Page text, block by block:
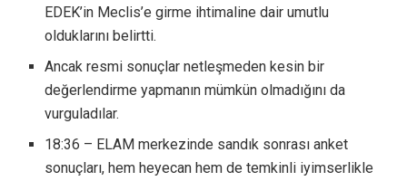
EDEK’in Meclis’e girme ihtimaline dair umutlu
olduklarını belirtti.
Ancak resmi sonuçlar netleşmeden kesin bir
değerlendirme yapmanın mümkün olmadığını da
vurguladılar.
18:36 – ELAM merkezinde sandık sonrası anket
sonuçları, hem heyecan hem de temkinli iyimserlikle